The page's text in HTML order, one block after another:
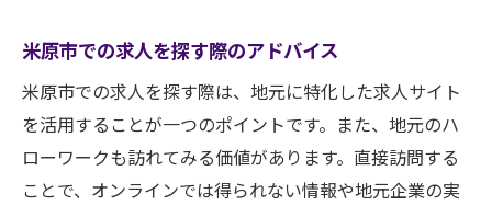
米原市での求人を探す際のアドバイス
米原市での求人を探す際は、地元に特化した求人サイト
を活用することが一つのポイントです。また、地元のハ
ローワークも訪れてみる価値があります。直接訪問する
ことで、オンラインでは得られない情報や地元企業の実